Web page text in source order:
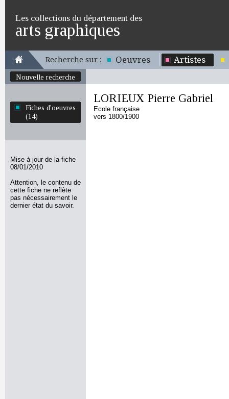
Les collections du département des
arts graphiques
Recherche sur : Oeuvres Artistes
Nouvelle recherche
Fiches d'oeuvres
(14)
Mise à jour de la fiche
08/01/2010
Attention, le contenu de
cette fiche ne reflète
pas nécessairement le
dernier état du savoir.
LORIEUX Pierre Gabriel
Ecole française
vers 1800/1900